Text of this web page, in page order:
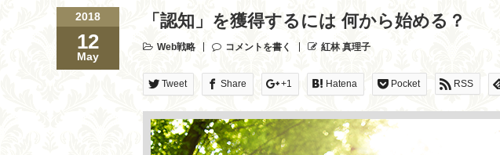
2018
12
May
「認知」を獲得するには 何から始める？
Web戦略 コメントを書く 紅林 真理子
Tweet Share +1 Hatena Pocket RSS